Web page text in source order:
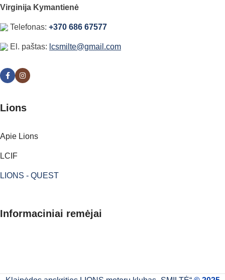
Virginija Kymantienė
Telefonas: +370 686 67577
El. paštas: lcsmilte@gmail.com
Lions
Apie Lions
LCIF
LIONS - QUEST
Informaciniai remėjai